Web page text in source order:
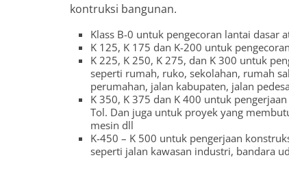
kontruksi bangunan.
Klass B-0 untuk pengecoran lantai dasar
K 125, K 175 dan K-200 untuk
K 225, K 250, K 275, dan K 300 untuk
seperti rumah, ruko, sekolahan, rumah
perumahan, jalan kabupaten, jalan
K 350, K 375 dan K 400 untuk
Tol. Dan juga untuk proyek yang
mesin dll
K-450 – K 500 untuk pengerjaan
seperti jalan kawasan industri, bandara